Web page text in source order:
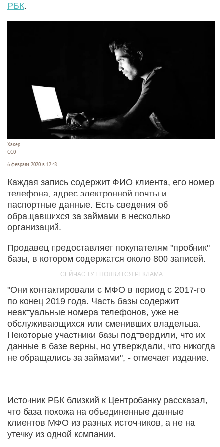
РБК.
Хакер.
СС0
6 февраля 2020 в 12:48
Каждая запись содержит ФИО клиента, его номер
телефона, адрес электронной почты и
паспортные данные. Есть сведения об
обращавшихся за займами в несколько
организаций.
Продавец предоставляет покупателям "пробник"
базы, в котором содержатся около 800 записей.
"Они контактировали с МФО в период с 2017-го
по конец 2019 года. Часть базы содержит
неактуальные номера телефонов, уже не
обслуживающихся или сменивших владельца.
Некоторые участники базы подтвердили, что их
данные в базе верны, но утверждали, что никогда
не обращались за займами", - отмечает издание.
Источник РБК близкий к Центробанку рассказал,
что база похожа на объединенные данные
клиентов МФО из разных источников, а не на
утечку из одной компании.